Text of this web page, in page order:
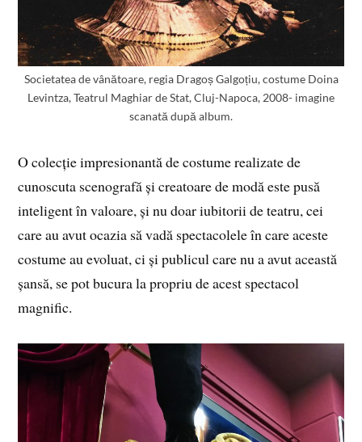
Societatea de vânătoare, regia Dragoș Galgoțiu, costume Doina
Levintza, Teatrul Maghiar de Stat, Cluj-Napoca, 2008- imagine
scanată după album.
O colecție impresionantă de costume realizate de
cunoscuta scenografă și creatoare de modă este pusă
inteligent în valoare, și nu doar iubitorii de teatru, cei
care au avut ocazia să vadă spectacolele în care aceste
costume au evoluat, ci și publicul care nu a avut această
șansă, se pot bucura la propriu de acest spectacol
magnific.